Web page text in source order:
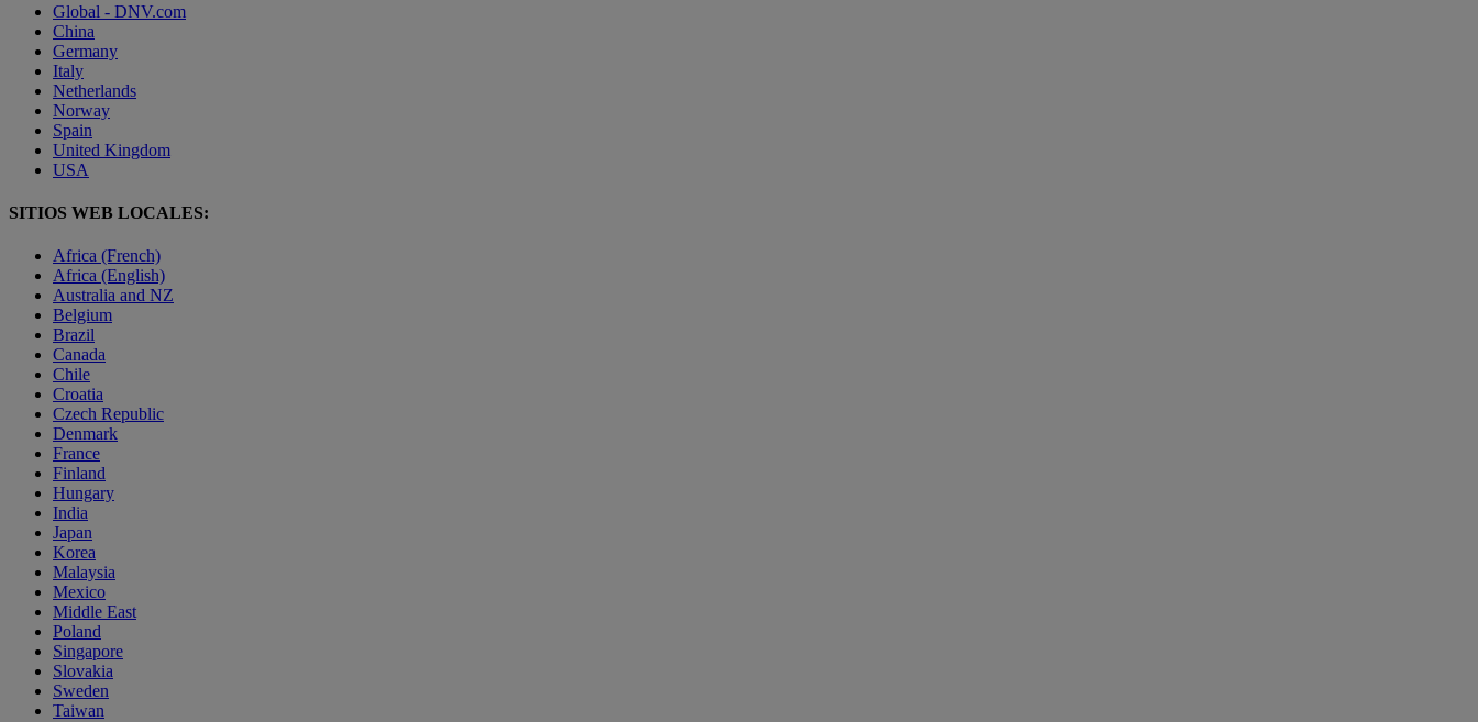
Global - DNV.com
China
Germany
Italy
Netherlands
Norway
Spain
United Kingdom
USA
SITIOS WEB LOCALES:
Africa (French)
Africa (English)
Australia and NZ
Belgium
Brazil
Canada
Chile
Croatia
Czech Republic
Denmark
France
Finland
Hungary
India
Japan
Korea
Malaysia
Mexico
Middle East
Poland
Singapore
Slovakia
Sweden
Taiwan